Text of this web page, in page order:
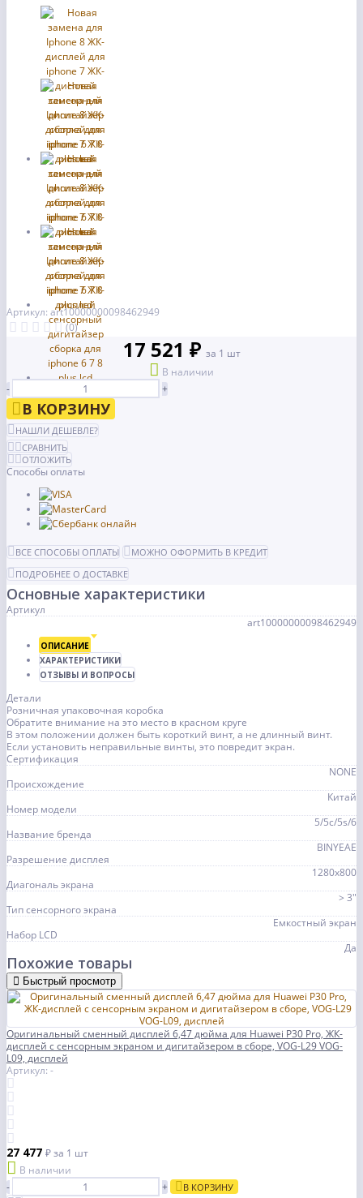
Артикул: art10000000098462949
(0)
17 521 ₽ за 1 шт
В наличии
-
+
В КОРЗИНУ
НАШЛИ ДЕШЕВЛЕ?
СРАВНИТЬ
ОТЛОЖИТЬ
Способы оплаты
ВСЕ СПОСОБЫ ОПЛАТЫ
МОЖНО ОФОРМИТЬ В КРЕДИТ
ПОДРОБНЕЕ О ДОСТАВКЕ
Основные характеристики
Артикул
art10000000098462949
ОПИСАНИЕ
ХАРАКТЕРИСТИКИ
ОТЗЫВЫ И ВОПРОСЫ
Детали
Розничная упаковочная коробка
Обратите внимание на это место в красном круге
В этом положении должен быть короткий винт, а не длинный винт.
Если установить неправильные винты, это повредит экран.
Сертификация
NONE
Происхождение
Китай
Номер модели
5/5c/5s/6
Название бренда
BINYEAE
Разрешение дисплея
1280x800
Диагональ экрана
> 3"
Тип сенсорного экрана
Емкостный экран
Набор LCD
Да
Похожие товары
Быстрый просмотр
Оригинальный сменный дисплей 6,47 дюйма для Huawei P30 Pro, ЖК-
дисплей с сенсорным экраном и дигитайзером в сборе, VOG-L29 VOG-
L09, дисплей
Артикул: -
27 477 ₽за 1 шт
В наличии
-
+ В КОРЗИНУ